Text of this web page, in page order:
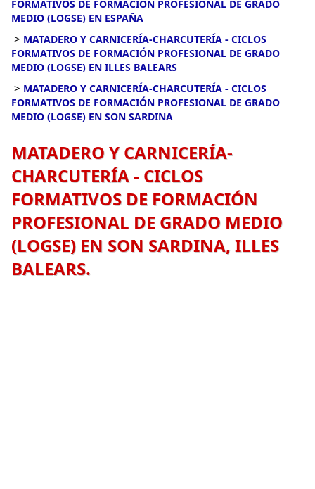
FORMATIVOS DE FORMACIÓN PROFESIONAL DE GRADO
MEDIO (LOGSE) EN ESPAÑA
> MATADERO Y CARNICERÍA-CHARCUTERÍA - CICLOS
FORMATIVOS DE FORMACIÓN PROFESIONAL DE GRADO
MEDIO (LOGSE) EN ILLES BALEARS
> MATADERO Y CARNICERÍA-CHARCUTERÍA - CICLOS
FORMATIVOS DE FORMACIÓN PROFESIONAL DE GRADO
MEDIO (LOGSE) EN SON SARDINA
MATADERO Y CARNICERÍA-
CHARCUTERÍA - CICLOS
FORMATIVOS DE FORMACIÓN
PROFESIONAL DE GRADO MEDIO
(LOGSE) EN SON SARDINA, ILLES
BALEARS.